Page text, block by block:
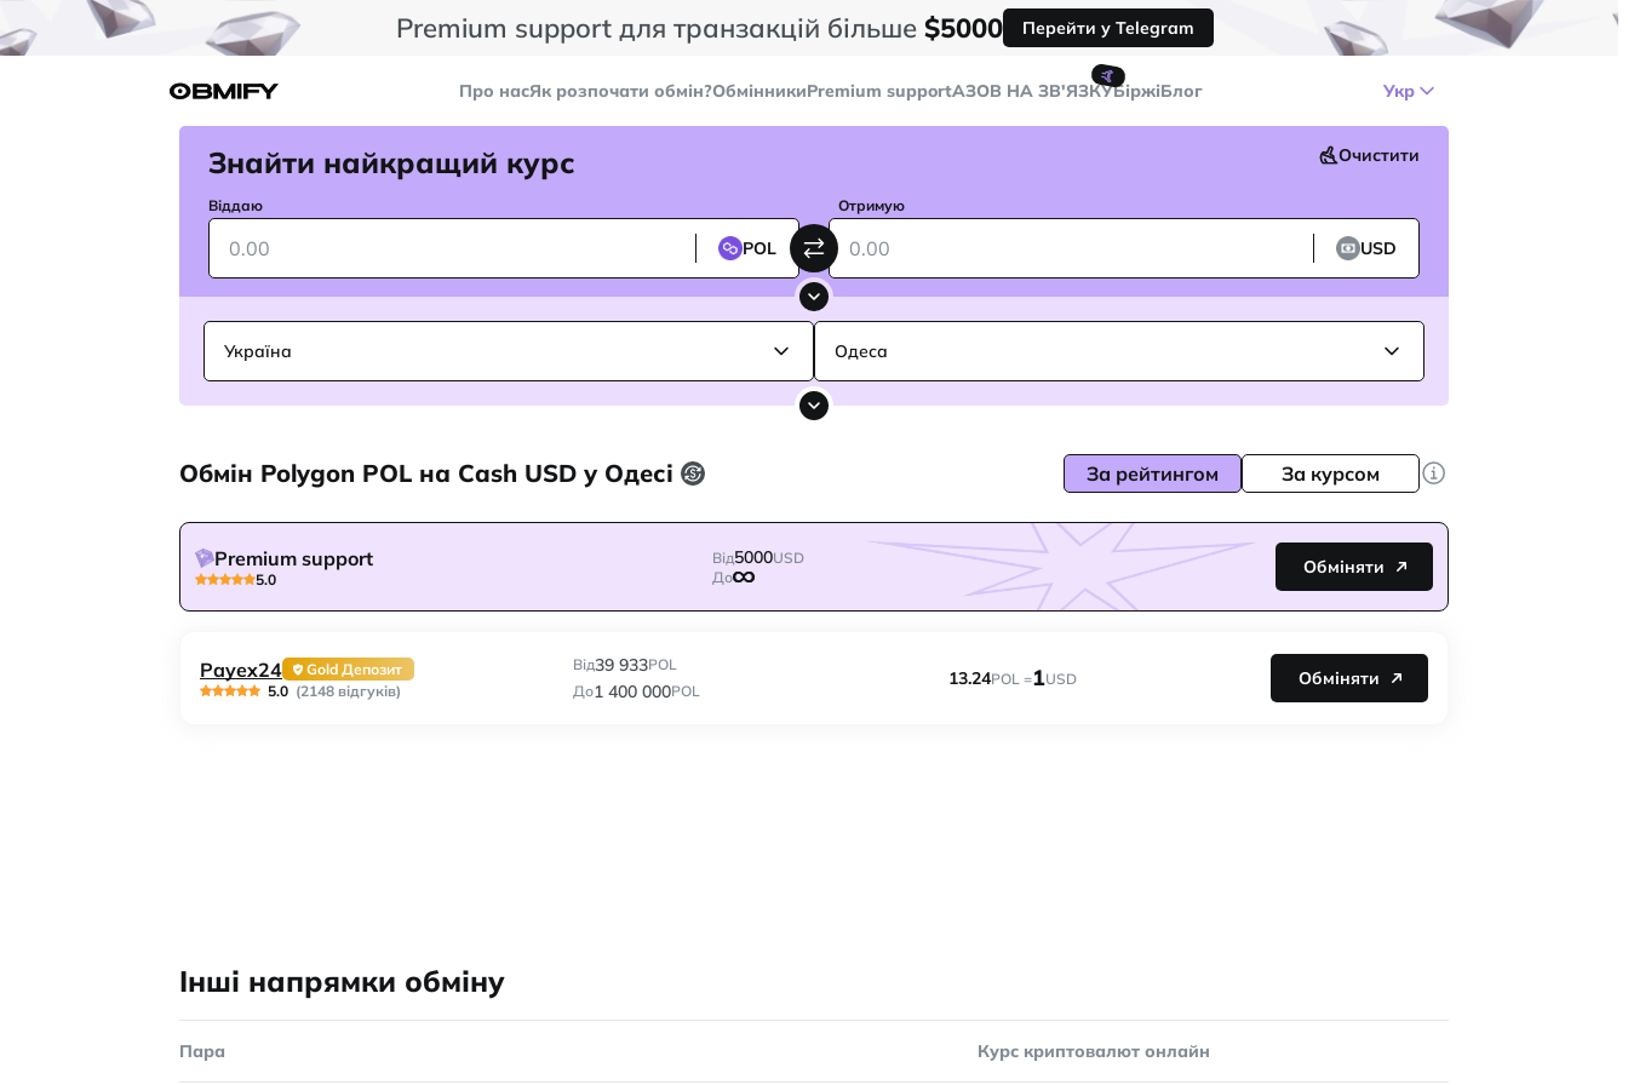
Premium support для транзакцій більше $5000 Перейти у Telegram
Про насЯк розпочати обмін?ОбмінникиPremium support
🤙
AЗОВ НА ЗВ'ЯЗКУБіржіБлог Укр
Знайти найкращий курс Очистити
Віддаю
POL
Отримую
USD
Україна Одеса
Обмін Polygon POL на Cash USD у Одесі За рейтингом За курсом
Premium support
5.0
Від5000USD
До
Обміняти
Payex24
Gold Депозит
5.0 (2148 відгуків)
Від39 933POL
До1 400 000POL
13.24POL =1USD Обміняти
Інші напрямки обміну
Пара Курс криптовалют онлайн